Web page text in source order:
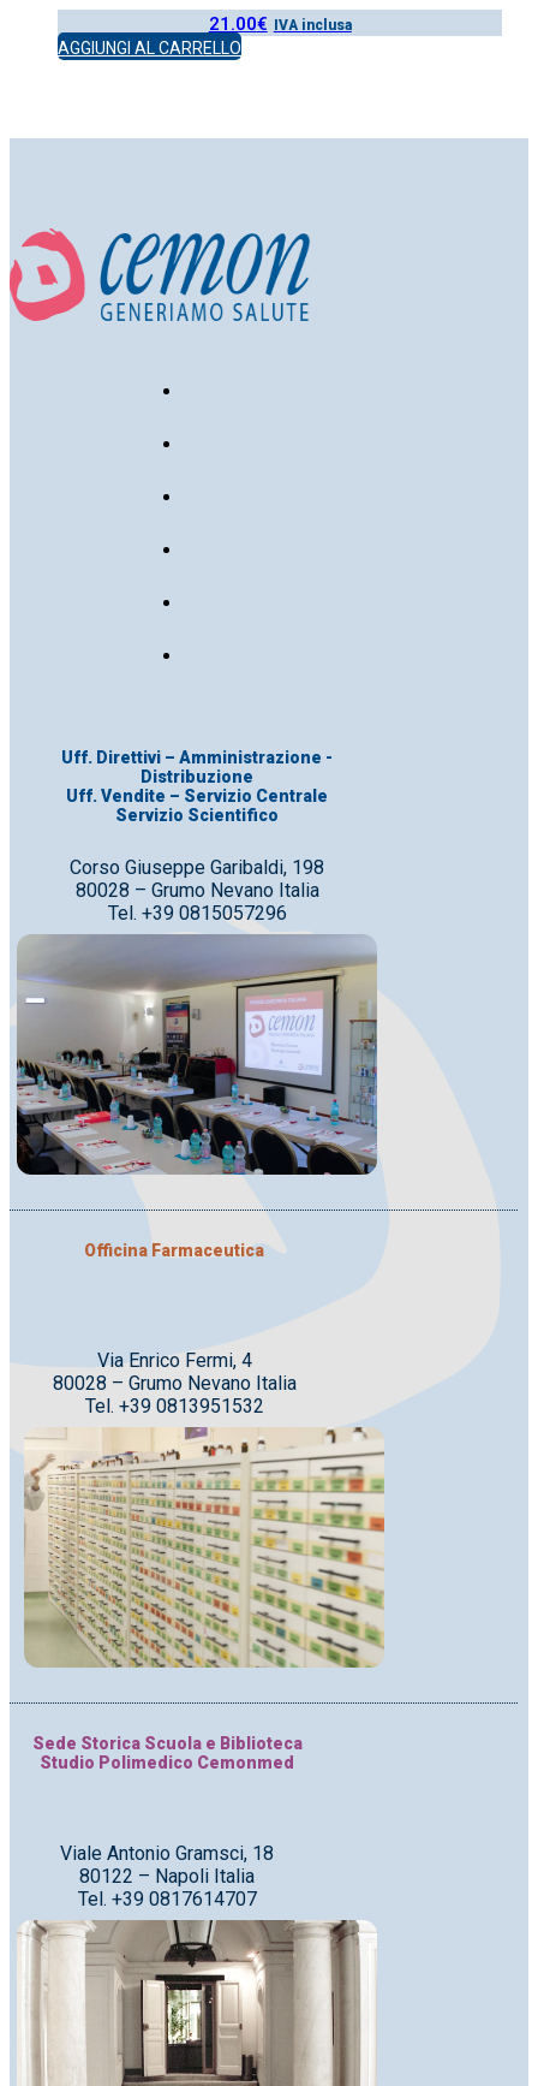
21.00€ IVA inclusa
AGGIUNGI AL CARRELLO
Uff. Direttivi – Amministrazione -
Distribuzione
Uff. Vendite – Servizio Centrale
Servizio Scientifico
Corso Giuseppe Garibaldi, 198
80028 – Grumo Nevano Italia
Tel. +39 0815057296
Officina Farmaceutica
Via Enrico Fermi, 4
80028 – Grumo Nevano Italia
Tel. +39 0813951532
Sede Storica Scuola e Biblioteca
Studio Polimedico Cemonmed
Viale Antonio Gramsci, 18
80122 – Napoli Italia
Tel. +39 0817614707